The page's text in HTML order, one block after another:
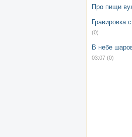
Про пищи
Гравировка
(0)
В небе
03:07 (0)